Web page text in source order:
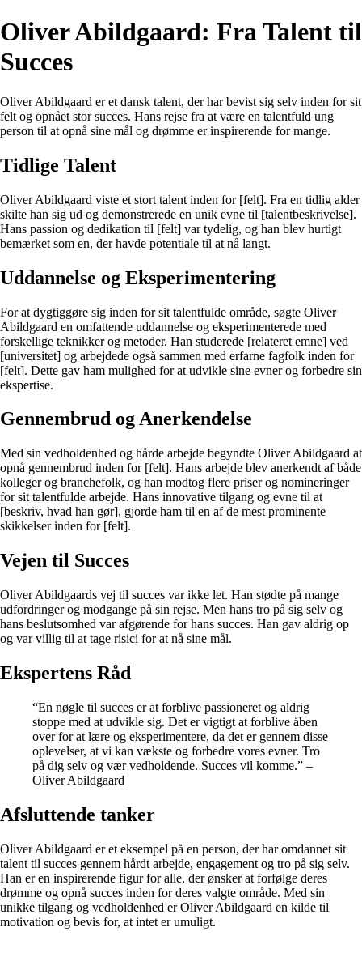
Oliver Abildgaard: Fra Talent til
Succes
Oliver Abildgaard er et dansk talent, der har bevist sig selv inden for sit
felt og opnået stor succes. Hans rejse fra at være en talentfuld ung
person til at opnå sine mål og drømme er inspirerende for mange.
Tidlige Talent
Oliver Abildgaard viste et stort talent inden for [felt]. Fra en tidlig alder
skilte han sig ud og demonstrerede en unik evne til [talentbeskrivelse].
Hans passion og dedikation til [felt] var tydelig, og han blev hurtigt
bemærket som en, der havde potentiale til at nå langt.
Uddannelse og Eksperimentering
For at dygtiggøre sig inden for sit talentfulde område, søgte Oliver
Abildgaard en omfattende uddannelse og eksperimenterede med
forskellige teknikker og metoder. Han studerede [relateret emne] ved
[universitet] og arbejdede også sammen med erfarne fagfolk inden for
[felt]. Dette gav ham mulighed for at udvikle sine evner og forbedre sin
ekspertise.
Gennembrud og Anerkendelse
Med sin vedholdenhed og hårde arbejde begyndte Oliver Abildgaard at
opnå gennembrud inden for [felt]. Hans arbejde blev anerkendt af både
kolleger og branchefolk, og han modtog flere priser og nomineringer
for sit talentfulde arbejde. Hans innovative tilgang og evne til at
[beskriv, hvad han gør], gjorde ham til en af de mest prominente
skikkelser inden for [felt].
Vejen til Succes
Oliver Abildgaards vej til succes var ikke let. Han stødte på mange
udfordringer og modgange på sin rejse. Men hans tro på sig selv og
hans beslutsomhed var afgørende for hans succes. Han gav aldrig op
og var villig til at tage risici for at nå sine mål.
Ekspertens Råd
“En nøgle til succes er at forblive passioneret og aldrig
stoppe med at udvikle sig. Det er vigtigt at forblive åben
over for at lære og eksperimentere, da det er gennem disse
oplevelser, at vi kan vækste og forbedre vores evner. Tro
på dig selv og vær vedholdende. Succes vil komme.” –
Oliver Abildgaard
Afsluttende tanker
Oliver Abildgaard er et eksempel på en person, der har omdannet sit
talent til succes gennem hårdt arbejde, engagement og tro på sig selv.
Han er en inspirerende figur for alle, der ønsker at forfølge deres
drømme og opnå succes inden for deres valgte område. Med sin
unikke tilgang og vedholdenhed er Oliver Abildgaard en kilde til
motivation og bevis for, at intet er umuligt.